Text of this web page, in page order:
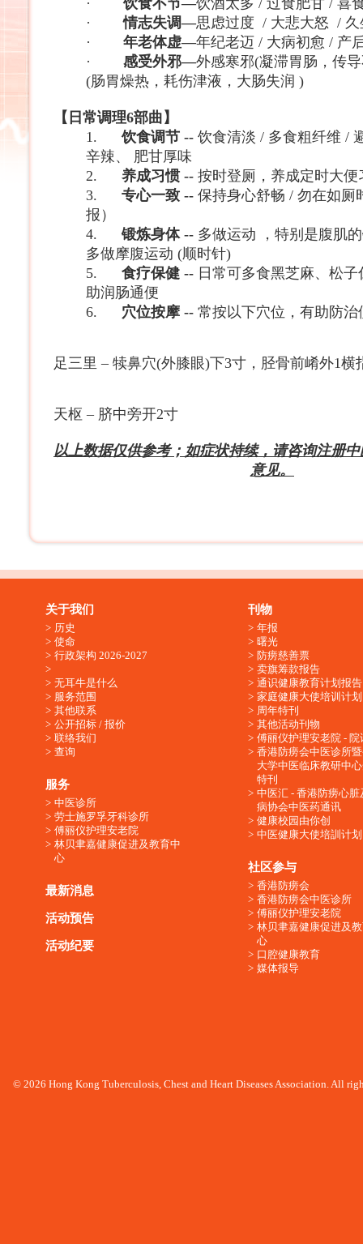
·饮食不节—饮酒太多 / 过食肥甘 / 喜
·情志失调—思虑过度 / 大悲大怒 /
· 年老体虚—年纪老迈 / 大病初愈 / 产
· 感受外邪—外感寒邪(凝滞胃肠，传
(肠胃燥热，耗伤津液，大肠失润 )
【日常调理6部曲】
1.饮食调节 -- 饮食清淡 / 多食粗纤维 /
辛辣、
肥甘厚味
2. 养成习惯-- 按时登厕，养成定时大便
3. 专心一致 -- 保持身心舒畅 / 勿在如厕
报）
4. 锻炼身体-- 多做运动
，特别是腹肌
多做摩腹运动 (顺时针)
5. 食疗保健 -- 日常可多食黑芝麻、松
助润肠通便
6. 穴位按摩 -- 常按以下穴位，有助防治
足三里 – 犊鼻穴(外膝眼)下3寸，胫骨前崤外1横
天枢 – 脐中旁开2寸
以上数据仅供参考；如症状持续，请咨询注册
意见。
关于我们
历史
使命
行政架构 2026-2027
无耳牛是什么
服务范围
其他联系
公开招标 / 报价
联络我们
查询
服务
中医诊所
劳士施罗孚牙科诊所
傅丽仪护理安老院
林贝聿嘉健康促进及教育中
心
最新消息
活动预告
活动纪要
刊物
年报
曙光
防痨慈善票
卖旗筹款报告
通识健康教育计划报告
家庭健康大使培训计划
周年特刊
其他活动刊物
傅丽仪护理安老院 - 院
香港防痨会中医诊所
大学中医临床教研中
特刊
中医汇 - 香港防痨心脏
病协会中医药通讯
健康校园由你创
中医健康大使培訓计划
社区参与
香港防痨会
香港防痨会中医诊所
傅丽仪护理安老院
林贝聿嘉健康促进及
心
口腔健康教育
媒体报导
© 2026 Hong Kong Tuberculosis, Chest and Heart Diseases Association. All